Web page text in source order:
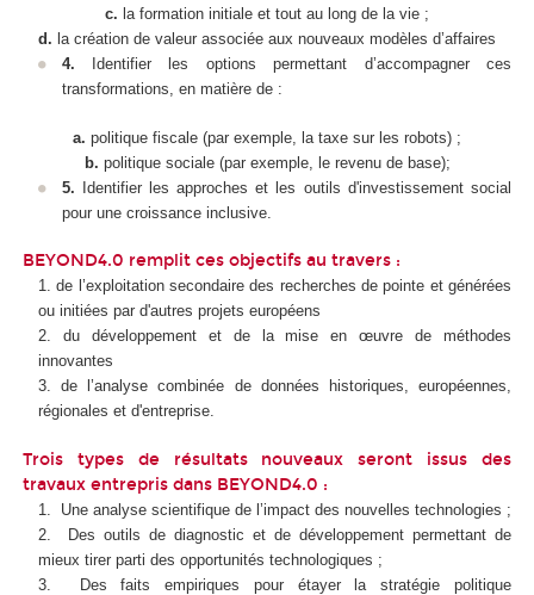
c. la formation initiale et tout au long de la vie ;
d. la création de valeur associée aux nouveaux modèles d’affaires
4. Identifier les options permettant d’accompagner ces
transformations, en matière de :
a. politique fiscale (par exemple, la taxe sur les robots) ;
b. politique sociale (par exemple, le revenu de base);
5. Identifier les approches et les outils d'investissement social
pour une croissance inclusive.
BEYOND4.0 remplit ces objectifs au travers :
de l’exploitation secondaire des recherches de pointe et générées
ou initiées par d'autres projets européens
du développement et de la mise en œuvre de méthodes
innovantes
de l’analyse combinée de données historiques, européennes,
régionales et d'entreprise.
Trois types de résultats nouveaux seront issus des
travaux entrepris dans BEYOND4.0 :
Une analyse scientifique de l’impact des nouvelles technologies ;
Des outils de diagnostic et de développement permettant de
mieux tirer parti des opportunités technologiques ;
Des faits empiriques pour étayer la stratégie politique